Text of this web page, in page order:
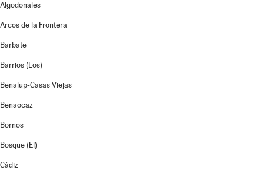
Algodonales
Arcos de la Frontera
Barbate
Barrios (Los)
Benalup-Casas Viejas
Benaocaz
Bornos
Bosque (El)
Cádiz